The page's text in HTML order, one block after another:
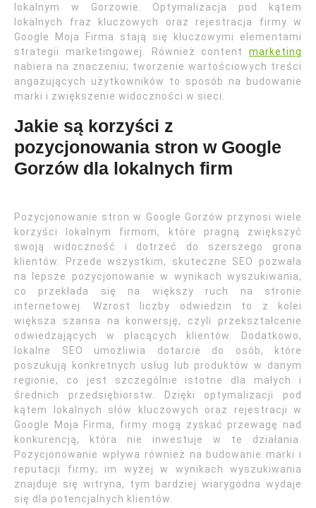
lokalnym w Gorzowie. Optymalizacja pod kątem
lokalnych fraz kluczowych oraz rejestracja firmy w
Google Moja Firma stają się kluczowymi elementami
strategii marketingowej. Również content marketing
nabiera na znaczeniu; tworzenie wartościowych treści
angażujących użytkowników to sposób na budowanie
marki i zwiększenie widoczności w sieci.
Jakie są korzyści z
pozycjonowania stron w Google
Gorzów dla lokalnych firm
Pozycjonowanie stron w Google Gorzów przynosi wiele
korzyści lokalnym firmom, które pragną zwiększyć
swoją widoczność i dotrzeć do szerszego grona
klientów. Przede wszystkim, skuteczne SEO pozwala
na lepsze pozycjonowanie w wynikach wyszukiwania,
co przekłada się na większy ruch na stronie
internetowej. Wzrost liczby odwiedzin to z kolei
większa szansa na konwersję, czyli przekształcenie
odwiedzających w płacących klientów. Dodatkowo,
lokalne SEO umożliwia dotarcie do osób, które
poszukują konkretnych usług lub produktów w danym
regionie, co jest szczególnie istotne dla małych i
średnich przedsiębiorstw. Dzięki optymalizacji pod
kątem lokalnych słów kluczowych oraz rejestracji w
Google Moja Firma, firmy mogą zyskać przewagę nad
konkurencją, która nie inwestuje w te działania.
Pozycjonowanie wpływa również na budowanie marki i
reputacji firmy; im wyżej w wynikach wyszukiwania
znajduje się witryna, tym bardziej wiarygodna wydaje
się dla potencjalnych klientów.